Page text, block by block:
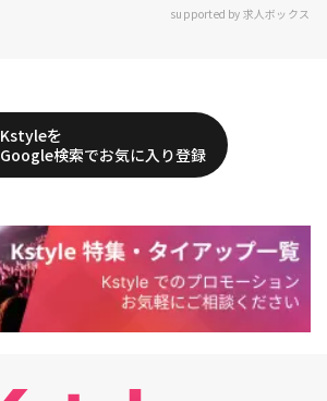
supported by 求人ボックス
Kstyleを
Google検索でお気に入り登録